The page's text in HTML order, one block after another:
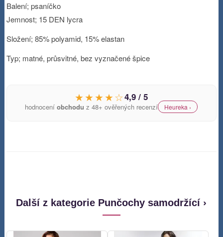
Balení; psaníčko
Jemnost; 15 DEN lycra
Složení; 85% polyamid, 15% elastan
Typ; matné, průsvitné, bez vyznačené špice
★★★★☆4,9 / 5
hodnoceníobchodu z 48+ ověřených recenzí Heureka ›
Další z kategorie Punčochy samodržící ›